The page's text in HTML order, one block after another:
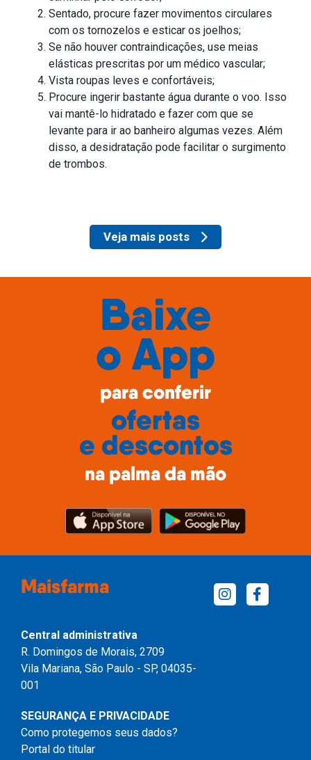
Sentado, procure fazer movimentos circulares
com os tornozelos e esticar os joelhos;
Se não houver contraindicações, use meias
elásticas prescritas por um médico vascular;
Vista roupas leves e confortáveis;
Procure ingerir bastante água durante o voo. Isso
vai mantê-lo hidratado e fazer com que se
levante para ir ao banheiro algumas vezes. Além
disso, a desidratação pode facilitar o surgimento
de trombos.
Veja mais posts
Baixe
o App
para conferir
ofertas
e descontos
na palma da mão
Maisfarma
Central administrativa
R. Domingos de Morais, 2709
Vila Mariana, São Paulo - SP, 04035-
001
SEGURANÇA E PRIVACIDADE
Como protegemos seus dados?
Portal do titular